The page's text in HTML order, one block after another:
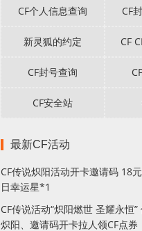
CF个人信息查询 CF
新灵狐的约定 CF
CF封号查询
CF安全站
最新CF活动
CF传说炽阳活动开卡邀请码 18
日幸运星*1
CF传说活动“炽阳燃世 圣耀永恒
炽阳、邀请码开卡拉人领CF点券